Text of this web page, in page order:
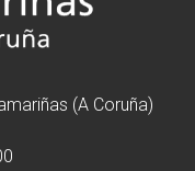
(A Coruña)